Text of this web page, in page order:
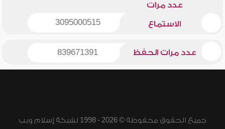
عدد مرات
الاستماع 3095000515
عدد مرات الحفظ 839671391
جميع الحقوق محفوظة © 2026 - 1998 لشبكة إسلام ويب